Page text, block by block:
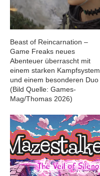
Beast of Reincarnation –
Game Freaks neues
Abenteuer überrascht mit
einem starken Kampfsystem
und einem besonderen Duo
(Bild Quelle: Games-
Mag/Thomas 2026)